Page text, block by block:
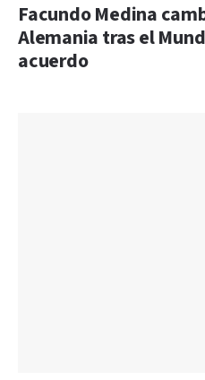
Facundo Medina
Alemania tras el
acuerdo